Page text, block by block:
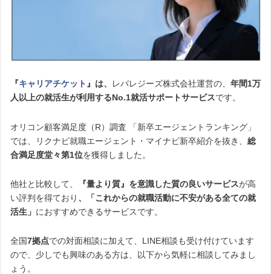
『キャリアチケット』は、 レバレジーズ株式会社運営の、 年間1万
人以上の就活生が利用するNo.1就活サポートサービスです。
オリコン顧客満足度（R）調査 「新卒エージェントランキング」
では、リクナビ就職エージェント・マイナビ新卒紹介を抜き、 総
合満足度堂々第1位を獲得しました。
他社と比較して、 『量より質』を意識した質の良いサービスが高
い評判を得ており 、「これからの就職活動に不安がある全ての就
活生」 におすすめできるサービスです。
全国7拠点での対面相談に加えて、LINE相談も受け付けています
ので、少しでも興味のある方は、以下から気軽に相談してみまし
ょう。